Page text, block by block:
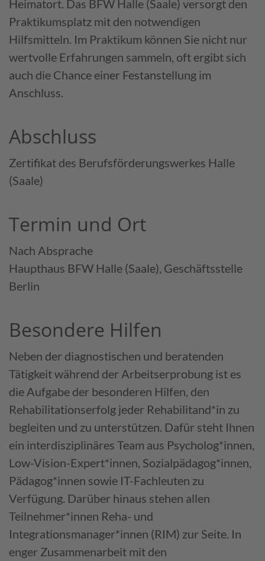
Heimatort. Das BFW Halle (Saale) versorgt den
Praktikumsplatz mit den notwendigen
Hilfsmitteln. Im Praktikum können Sie nicht nur
wertvolle Erfahrungen sammeln, oft ergibt sich
auch die Chance einer Festanstellung im
Anschluss.
Abschluss
Zertifikat des Berufsförderungswerkes Halle
(Saale)
Termin und Ort
Nach Absprache
Haupthaus BFW Halle (Saale), Geschäftsstelle
Berlin
Besondere Hilfen
Neben der diagnostischen und beratenden
Tätigkeit während der Arbeitserprobung ist es
die Aufgabe der besonderen Hilfen, den
Rehabilitationserfolg jeder Rehabilitand*in zu
begleiten und zu unterstützen. Dafür steht Ihnen
ein interdisziplinäres Team aus Psycholog*innen,
Low-Vision-Expert*innen, Sozialpädagog*innen,
Pädagog*innen sowie IT-Fachleuten zu
Verfügung. Darüber hinaus stehen allen
Teilnehmer*innen Reha- und
Integrationsmanager*innen (RIM) zur Seite. In
enger Zusammenarbeit mit den